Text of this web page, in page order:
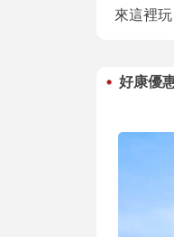
來這裡
好康優